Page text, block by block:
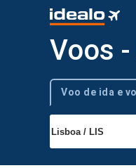
Voos
Tipo de viagem
Voo de ida e